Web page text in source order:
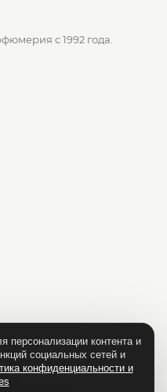
с 1992 года.
контента и
социальных сетей и
конфиденциальности и